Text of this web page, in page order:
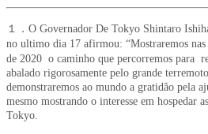
１．O Governador De Tokyo Shintaro
no ultimo dia 17 afirmou: “Mostraremos
de 2020 o caminho que percorremos para
abalado rigorosamente pelo grande
demonstraremos ao mundo a gratidão pela
mesmo mostrando o interesse em hospedar
Tokyo.